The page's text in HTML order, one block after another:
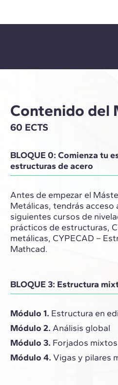
Contenido del
60 ECTS
BLOQUE 0: Comienza tu
estructuras de acero
Antes de empezar el
Metálicas, tendrás acceso
siguientes cursos de
prácticos de estructuras,
metálicas, CYPECAD –
Mathcad.
BLOQUE 3: Estructura
Módulo 1. Estructura en
Módulo 2. Análisis global
Módulo 3. Forjados mixtos
Módulo 4. Vigas y pilares